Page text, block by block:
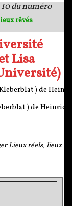
du numéro
rêvés
Lisa
) de Heinrich
Lieux réels, lieux